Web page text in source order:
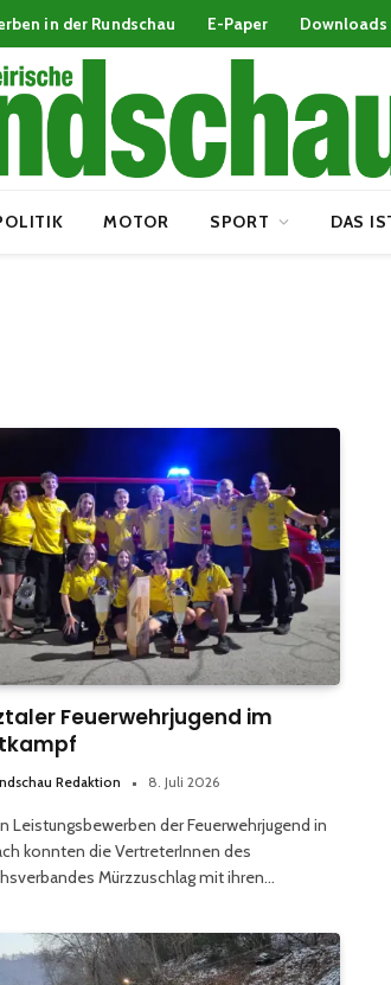
in der Rundschau E-Paper Downloads
MOTOR SPORT DAS
Feuerwehrjugend im
Redaktion 8. Juli 2026
Leistungsbewerben der Feuerwehrjugend in
konnten die VertreterInnen des
Mürzzuschlag mit ihren…